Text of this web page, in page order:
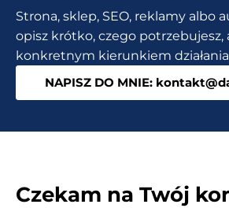
brać?
Czy
warto
wykorzystywać
Strona, sklep, SEO, reklamy albo
opisz krótko, czego potrzebujesz,
konkretnym kierunkiem
NAPISZ DO MNIE:
Czekam na Twój